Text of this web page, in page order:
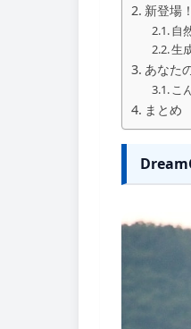
新登場
自
生
あなた
こ
まとめ